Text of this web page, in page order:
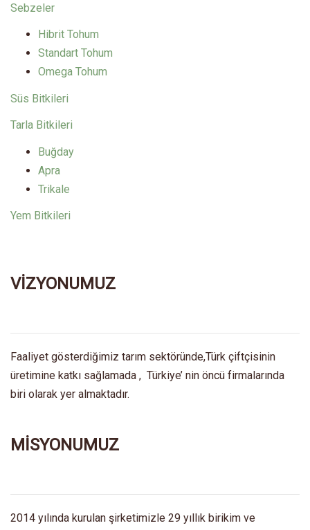
Sebzeler
Hibrit Tohum
Standart Tohum
Omega Tohum
Süs Bitkileri
Tarla Bitkileri
Buğday
Apra
Trikale
Yem Bitkileri
VİZYONUMUZ
Faaliyet gösterdiğimiz tarım sektöründe,Türk çiftçisinin
üretimine katkı sağlamada , Türkiye’ nin öncü firmalarında
biri olarak yer almaktadır.
MİSYONUMUZ
2014 yılında kurulan şirketimizle 29 yıllık birikim ve